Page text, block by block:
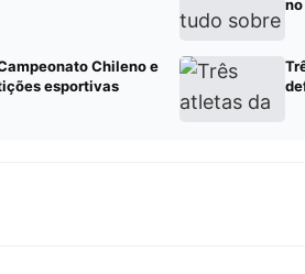
Chileno e
esportivas